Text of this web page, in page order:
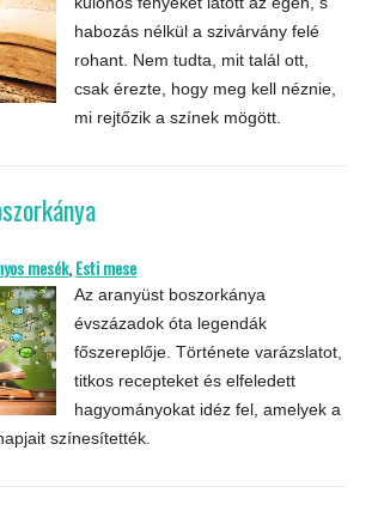
habozás nélkül a szivárvány felé
rohant. Nem tudta, mit talál ott,
csak érezte, hogy meg kell néznie,
mi rejtőzik a színek mögött.
mesék,Esti mese
Az aranyüst boszorkánya
évszázadok óta legendák
főszereplője. Története varázslatot,
titkos recepteket és elfeledett
hagyományokat idéz fel, amelyek a
színesítették.